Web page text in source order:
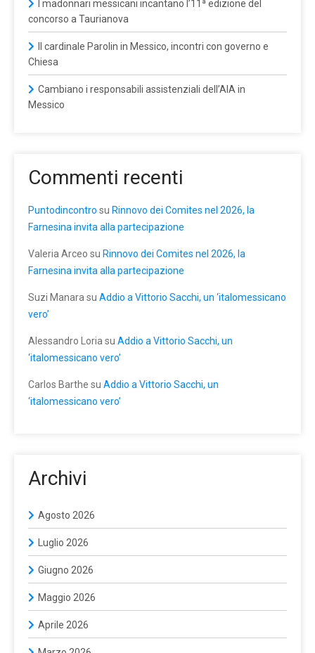
I madonnari messicani incantano l’11ª edizione del
concorso a Taurianova
Il cardinale Parolin in Messico, incontri con governo e
Chiesa
Cambiano i responsabili assistenziali dell’AIA in
Messico
Commenti recenti
Puntodincontro su Rinnovo dei Comites nel 2026, la
Farnesina invita alla partecipazione
Valeria Arceo su Rinnovo dei Comites nel 2026, la
Farnesina invita alla partecipazione
Suzi Manara su Addio a Vittorio Sacchi, un ‘italomessicano
vero’
Alessandro Loria su Addio a Vittorio Sacchi, un
‘italomessicano vero’
Carlos Barthe su Addio a Vittorio Sacchi, un
‘italomessicano vero’
Archivi
Agosto 2026
Luglio 2026
Giugno 2026
Maggio 2026
Aprile 2026